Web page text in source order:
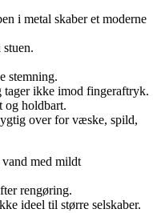
i metal skaber et moderne
stemning.
tager ikke imod fingeraftryk.
og holdbart.
over for væske, spild,
med mildt
rengøring.
ideel til større selskaber.